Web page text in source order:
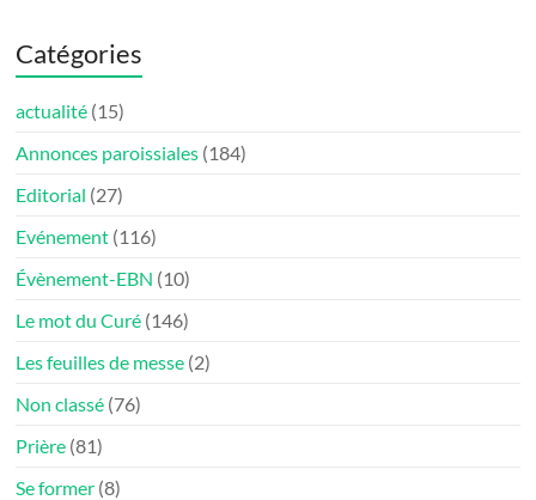
Catégories
actualité (15)
Annonces paroissiales (184)
Editorial (27)
Evénement (116)
Évènement-EBN (10)
Le mot du Curé (146)
Les feuilles de messe (2)
Non classé (76)
Prière (81)
Se former (8)